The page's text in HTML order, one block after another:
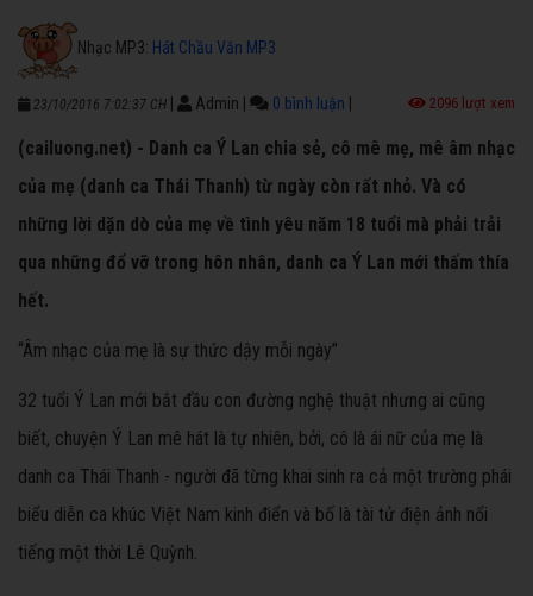
Nhạc MP3: Hát Chầu Văn MP3
23/10/2016 7:02:37 CH Admin 0 bình luận 2096 lượt xem
(cailuong.net) - Danh ca Ý Lan chia sẻ, cô mê mẹ, mê âm nhạc
của mẹ (danh ca Thái Thanh) từ ngày còn rất nhỏ. Và có
những lời dặn dò của mẹ về tình yêu năm 18 tuổi mà phải trải
qua những đổ vỡ trong hôn nhân, danh ca Ý Lan mới thấm thía
hết.
“Âm nhạc của mẹ là sự thức dậy mỗi ngày”
32 tuổi Ý Lan mới bắt đầu con đường nghệ thuật nhưng ai cũng
biết, chuyện Ý Lan mê hát là tự nhiên, bởi, cô là ái nữ của mẹ là
danh ca Thái Thanh - người đã từng khai sinh ra cả một trường phái
biểu diễn ca khúc Việt Nam kinh điển và bố là tài tử điện ảnh nổi
tiếng một thời Lê Quỳnh.